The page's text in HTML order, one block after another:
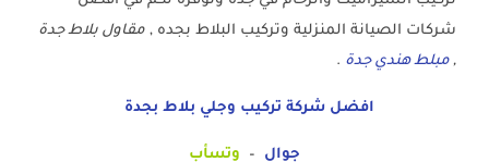
شركات الصيانة المنزلية وتركيب البلاط بجده , مقاول بلاط جدة
, مبلط هندي جدة .
افضل شركة تركيب وجلي بلاط بجدة
جوال – وتسأب